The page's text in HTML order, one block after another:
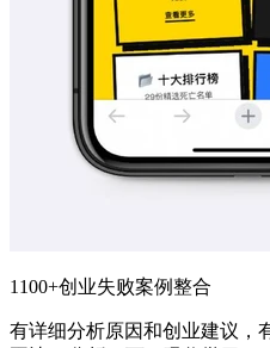
1100+创业失败案例整合
有详细分析原因和创业建议，